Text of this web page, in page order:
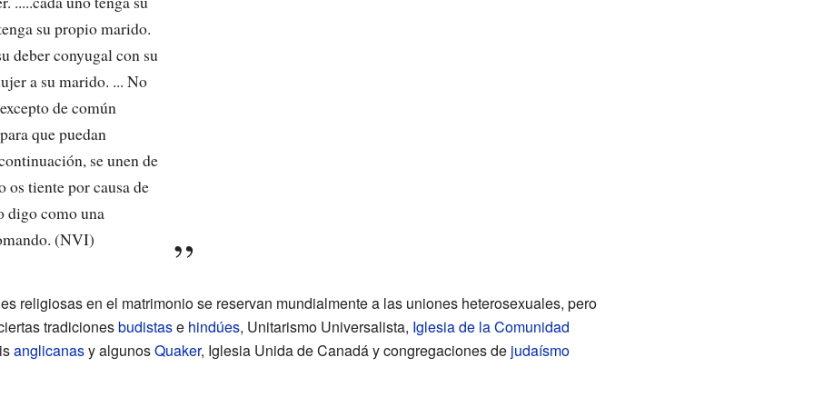
su propio marido.
deber conyugal con su
a su marido. ... No
de común
que puedan
se unen de
os tiente por causa de
digo como una
(NVI)
religiosas en el matrimonio se reservan mundialmente a las uniones heterosexuales, pero
tradicionesbudistase hindúes, Unitarismo Universalista, Iglesia de la Comunidad
anglicanasy algunosQuaker, Iglesia Unida de Canadá y congregaciones de judaísmo